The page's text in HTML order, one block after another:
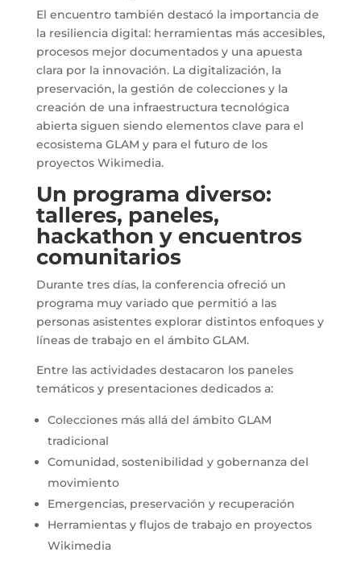
El encuentro también destacó la importancia de
la resiliencia digital: herramientas más accesibles,
procesos mejor documentados y una apuesta
clara por la innovación. La digitalización, la
preservación, la gestión de colecciones y la
creación de una infraestructura tecnológica
abierta siguen siendo elementos clave para el
ecosistema GLAM y para el futuro de los
proyectos Wikimedia.
Un programa diverso:
talleres, paneles,
hackathon y encuentros
comunitarios
Durante tres días, la conferencia ofreció un
programa muy variado que permitió a las
personas asistentes explorar distintos enfoques y
líneas de trabajo en el ámbito GLAM.
Entre las actividades destacaron los paneles
temáticos y presentaciones dedicados a:
Colecciones más allá del ámbito GLAM
tradicional
Comunidad, sostenibilidad y gobernanza del
movimiento
Emergencias, preservación y recuperación
Herramientas y flujos de trabajo en proyectos
Wikimedia